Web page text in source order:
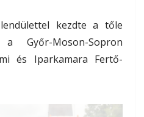
kezdte a tőle
Győr-Moson-Sopron
és Iparkamara Fertő-